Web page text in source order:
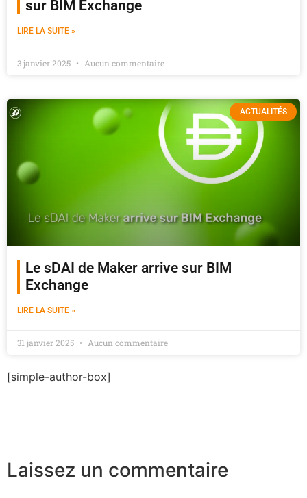
sur BIM Exchange
LIRE LA SUITE »
3 janvier 2025 Aucun commentaire
ACTUALITÉS
Le sDAI de Maker arrive sur BIM
Exchange
LIRE LA SUITE »
31 janvier 2025 Aucun commentaire
[simple-author-box]
Laissez un commentaire